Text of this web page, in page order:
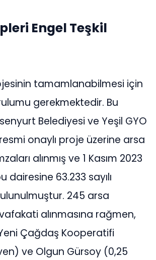
Engel Teşkil
tamamlanabilmesi için
gerekmektedir. Bu
Belediyesi ve Yeşil GYO
onaylı proje üzerine arsa
alınmış ve 1 Kasım 2023
63.233 sayılı
245 arsa
alınmasına rağmen,
Yeni Çağdaş Kooperatifi
ve Olgun Gürsoy (0,25